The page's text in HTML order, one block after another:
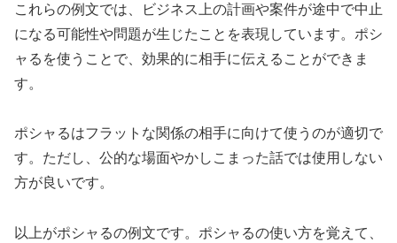
これらの例文では、ビジネス上の計画や案件が途中で中止
になる可能性や問題が生じたことを表現しています。ポシ
ャるを使うことで、効果的に相手に伝えることができま
す。
ポシャるはフラットな関係の相手に向けて使うのが適切で
す。ただし、公的な場面やかしこまった話では使用しない
方が良いです。
以上がポシャるの例文です。ポシャるの使い方を覚えて、